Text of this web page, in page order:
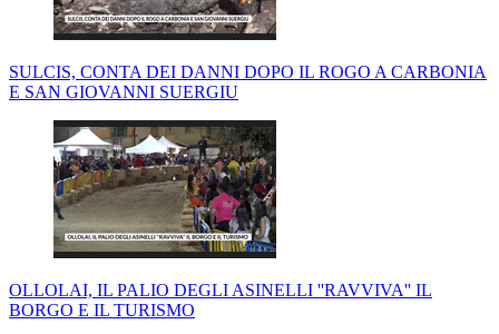
SULCIS, CONTA DEI DANNI DOPO IL ROGO A CARBONIA
E SAN GIOVANNI SUERGIU
OLLOLAI, IL PALIO DEGLI ASINELLI ''RAVVIVA'' IL
BORGO E IL TURISMO